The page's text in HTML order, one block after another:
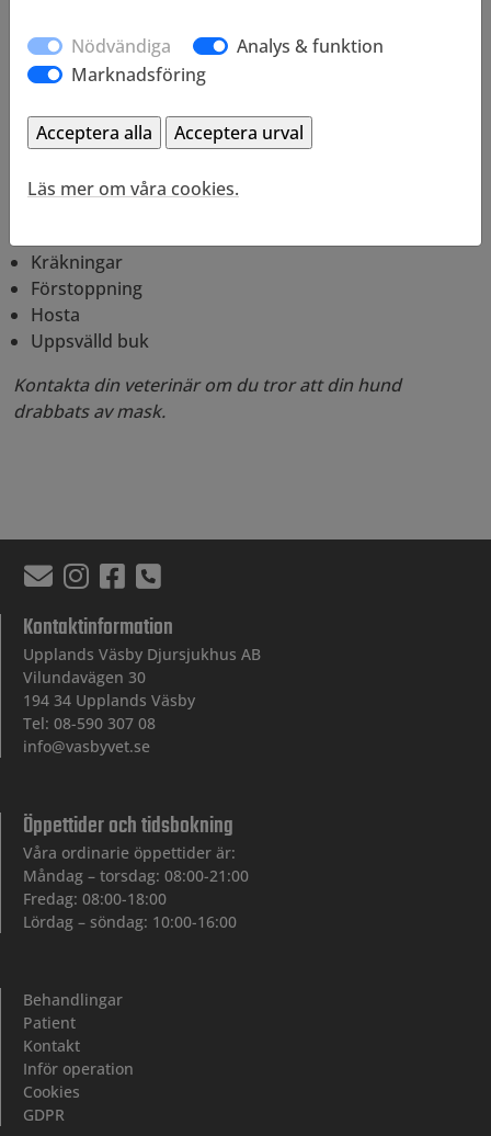
förekomma i uppkastning.
Valp – Framför allt mot spolmask före 3 veckors ålder,
därefter varannan till var fjärde vecka upp till 3
månader och vid 6 månaders ålder.
Tecken på mask kan vara:
Kräkningar
Förstoppning
Hosta
Uppsvälld buk
Kontakta din veterinär om du tror att din hund
drabbats av mask.
Kontaktinformation
Upplands Väsby Djursjukhus AB
Vilundavägen 30
194 34 Upplands Väsby
Tel: 08-590 307 08
info@vasbyvet.se
Öppettider och tidsbokning
Våra ordinarie öppettider är:
Måndag – torsdag: 08:00-21:00
Fredag: 08:00-18:00
Lördag – söndag: 10:00-16:00
Behandlingar
Patient
Kontakt
Inför operation
Cookies
GDPR
Nödvändiga
Analys & funktion
Marknadsföring
Läs mer om våra cookies.